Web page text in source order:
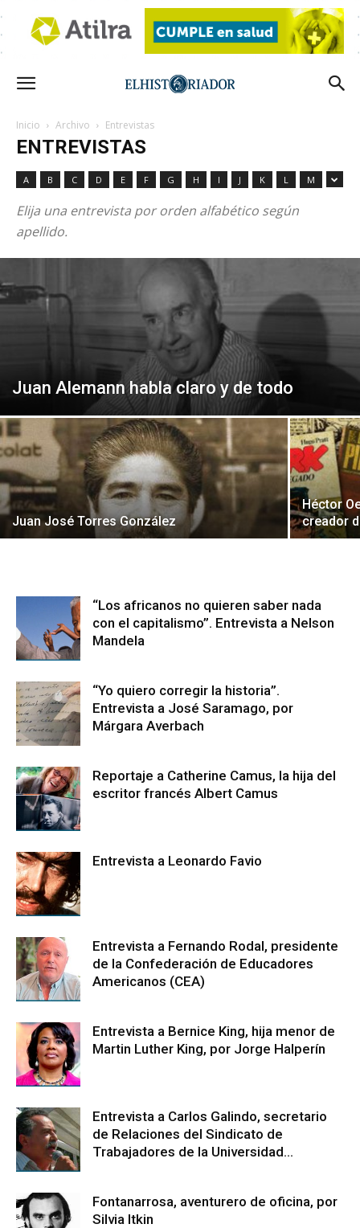
Inicio Archivo Entrevistas
ENTREVISTAS
A B C D E F G H I J K L M
Elija una entrevista por orden alfabético según
apellido.
Juan Alemann habla claro y de todo
Juan José Torres González
Héctor
creador
“Los africanos no quieren saber nada
con el capitalismo”. Entrevista a Nelson
Mandela
“Yo quiero corregir la historia”.
Entrevista a José Saramago, por
Márgara Averbach
Reportaje a Catherine Camus, la hija del
escritor francés Albert Camus
Entrevista a Leonardo Favio
Entrevista a Fernando Rodal, presidente
de la Confederación de Educadores
Americanos (CEA)
Entrevista a Bernice King, hija menor de
Martin Luther King, por Jorge Halperín
Entrevista a Carlos Galindo, secretario
de Relaciones del Sindicato de
Trabajadores de la Universidad...
Fontanarrosa, aventurero de oficina, por
Silvia Itkin